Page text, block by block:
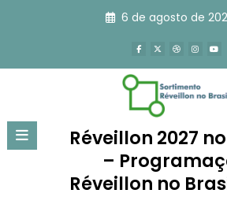
6 de agosto de
Réveillon 2027
–
Réveillon no